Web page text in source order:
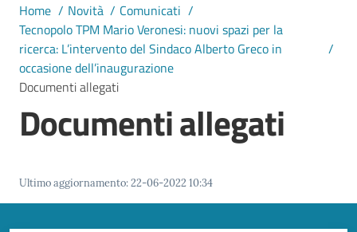
1597
Amministrazione
Novità
Home / Novità / Comunicati /
Tecnopolo TPM Mario Veronesi: nuovi spazi per la
ricerca: L’intervento del Sindaco Alberto Greco in
occasione dell’inaugurazione
/
Documenti allegati
Documenti allegati
Ultimo aggiornamento:22-06-2022 10:34